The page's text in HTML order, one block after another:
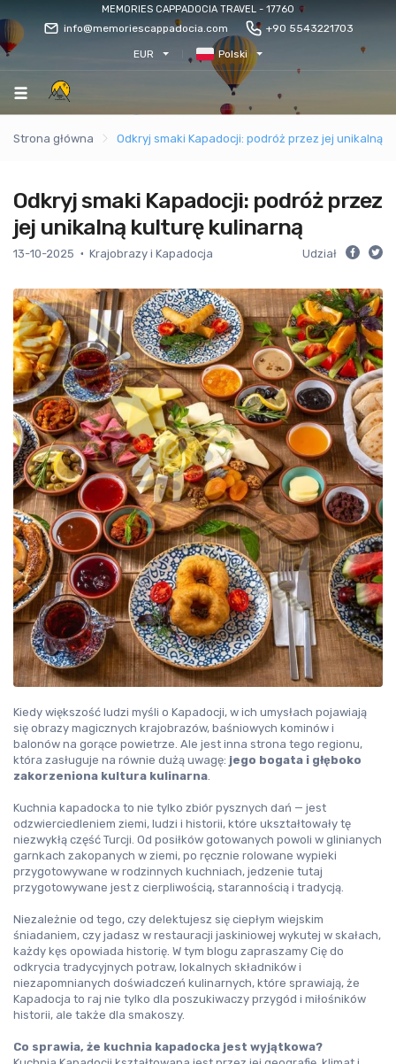
MEMORIES CAPPADOCIA TRAVEL - 17760
info@memoriescappadocia.com +90 5543221703
EUR Polski
Strona główna Odkryj smaki Kapadocji: podróż przez jej unikalną
Odkryj smaki Kapadocji: podróż przez
jej unikalną kulturę kulinarną
13-10-2025 Krajobrazy i Kapadocja Udział
Kiedy większość ludzi myśli o Kapadocji, w ich umysłach pojawiają
się obrazy magicznych krajobrazów, baśniowych kominów i
balonów na gorące powietrze. Ale jest inna strona tego regionu,
która zasługuje na równie dużą uwagę: jego bogata i głęboko
zakorzeniona kultura kulinarna.
Kuchnia kapadocka to nie tylko zbiór pysznych dań — jest
odzwierciedleniem ziemi, ludzi i historii, które ukształtowały tę
niezwykłą część Turcji. Od posiłków gotowanych powoli w glinianych
garnkach zakopanych w ziemi, po ręcznie rolowane wypieki
przygotowywane w rodzinnych kuchniach, jedzenie tutaj
przygotowywane jest z cierpliwością, starannością i tradycją.
Niezależnie od tego, czy delektujesz się ciepłym wiejskim
śniadaniem, czy jadasz w restauracji jaskiniowej wykutej w skałach,
każdy kęs opowiada historię. W tym blogu zapraszamy Cię do
odkrycia tradycyjnych potraw, lokalnych składników i
niezapomnianych doświadczeń kulinarnych, które sprawiają, że
Kapadocja to raj nie tylko dla poszukiwaczy przygód i miłośników
historii, ale także dla smakoszy.
Co sprawia, że kuchnia kapadocka jest wyjątkowa?